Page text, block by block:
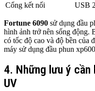
Cổng kết nối
USB
Fortune 6090 sử dụng đầu
hình ảnh trở nên sống động.
có tốc độ cao và độ bền của
máy sử dụng đầu phun
4. Những lưu ý cần
UV